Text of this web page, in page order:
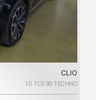
CLIO
1.0 TCE 90 TECHNO